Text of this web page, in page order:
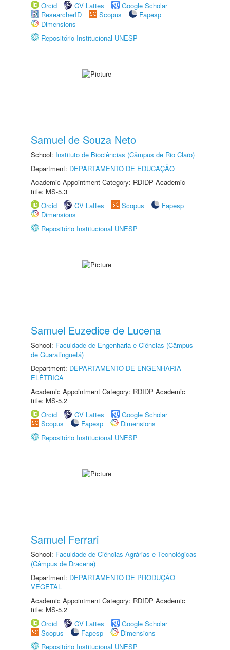
Orcid
CV Lattes
Google Scholar
ResearcherID
Scopus
Fapesp
Dimensions
Repositório Institucional UNESP
Samuel de Souza Neto
School: Instituto de Biociências (Câmpus de Rio Claro)
Department: DEPARTAMENTO DE EDUCAÇÃO
Academic Appointment Category: RDIDP Academic
title: MS-5.3
Orcid
CV Lattes Scopus
Fapesp
Dimensions
Repositório Institucional UNESP
Samuel Euzedice de Lucena
School: Faculdade de Engenharia e Ciências (Câmpus
de Guaratinguetá)
Department: DEPARTAMENTO DE ENGENHARIA
ELÉTRICA
Academic Appointment Category: RDIDP Academic
title: MS-5.2
Orcid
CV Lattes
Google Scholar
Scopus
Fapesp
Dimensions
Repositório Institucional UNESP
Samuel Ferrari
School: Faculdade de Ciências Agrárias e Tecnológicas
(Câmpus de Dracena)
Department: DEPARTAMENTO DE PRODUÇÃO
VEGETAL
Academic Appointment Category: RDIDP Academic
title: MS-5.2
Orcid
CV Lattes
Google Scholar
Scopus
Fapesp
Dimensions
Repositório Institucional UNESP